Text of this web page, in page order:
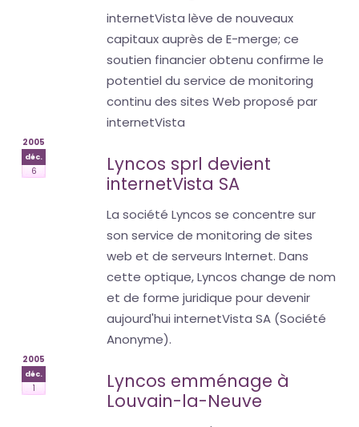
internetVista lève de nouveaux
capitaux auprès de E-merge; ce
soutien financier obtenu confirme le
potentiel du service de monitoring
continu des sites Web proposé par
internetVista
2005
déc.
6
Lyncos sprl devient
internetVista SA
La société Lyncos se concentre sur
son service de monitoring de sites
web et de serveurs Internet. Dans
cette optique, Lyncos change de nom
et de forme juridique pour devenir
aujourd'hui internetVista SA (Société
Anonyme).
2005
déc.
1
Lyncos emménage à
Louvain-la-Neuve